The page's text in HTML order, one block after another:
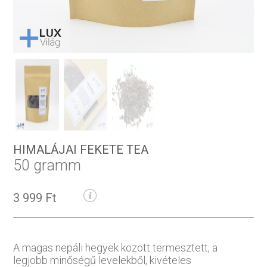
HIMALÁJAI FEKETE TEA
50 gramm
3 999 Ft
A magas nepáli hegyek között termesztett, a
legjobb minőségű levelekből, kivételes